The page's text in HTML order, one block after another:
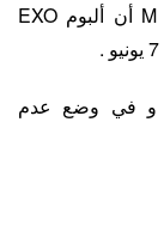
عام 2019 . و أعلنت شركة M Entertainment أن ألبوم EXO
و في وضع عدم